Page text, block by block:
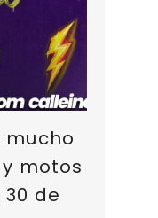
mucho
motos
de